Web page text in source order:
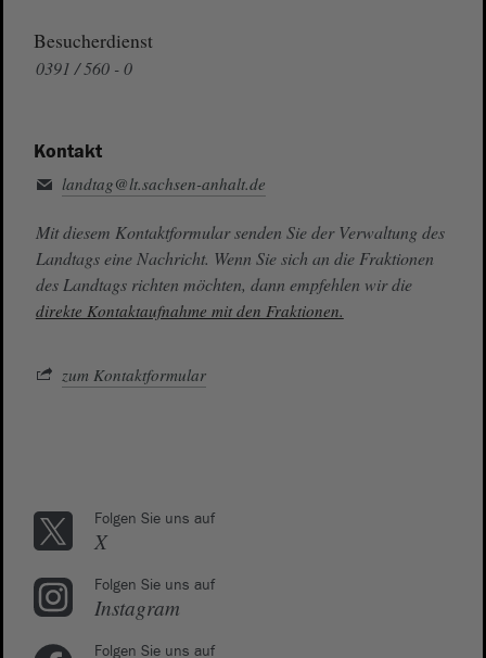
Besucherdienst
0391 / 560 - 0
Kontakt
landtag@lt.sachsen-anhalt.de
Mit diesem Kontaktformular senden Sie der Verwaltung des
Landtags eine Nachricht. Wenn Sie sich an die Fraktionen
des Landtags richten möchten, dann empfehlen wir die
direkte Kontaktaufnahme mit den Fraktionen.
zum Kontaktformular
Folgen Sie uns auf
X
Folgen Sie uns auf
Instagram
Folgen Sie uns auf